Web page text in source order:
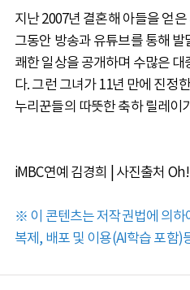
지난 2007년 결혼해 아들을 얻
그동안 방송과 유튜브를 통해
쾌한 일상을 공개하며 수많은
다. 그런 그녀가 11년 만에 진정
누리꾼들의 따뜻한 축하 릴레이
iMBC연예 김경희 | 사진출처
※ 이 콘텐츠는 저작권법에 의하
복제, 배포 및 이용(AI학습 포함)